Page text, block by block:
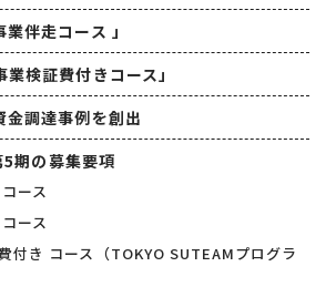
伴走コース 」
検証費付きコース」
金調達事例を創出
期の募集要項
ース
ース
付き コース（TOKYO SUTEAMプログラ